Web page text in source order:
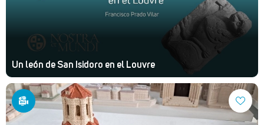
Un león de San Isidoro en el Louvre